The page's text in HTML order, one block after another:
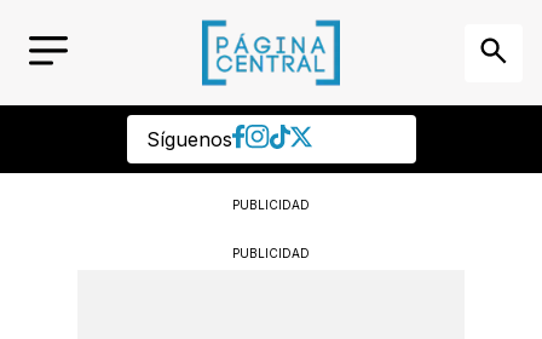
Síguenos
PUBLICIDAD
PUBLICIDAD